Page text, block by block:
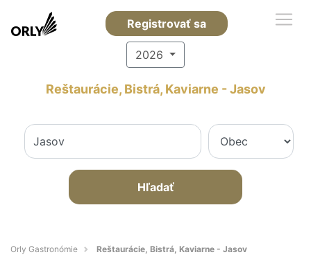
Registrovať sa
2026
Reštaurácie, Bistrá, Kaviarne - Jasov
Hľadať
Orly Gastronómie Reštaurácie, Bistrá, Kaviarne - Jasov